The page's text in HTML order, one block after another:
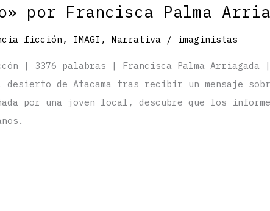
por Francisca Palma
ficción , IMAGI ,Narrativa / imaginistas
| 3376 palabras | Francisca Palma Arriagada |
de Atacama tras recibir un mensaje
por una joven local, descubre que los